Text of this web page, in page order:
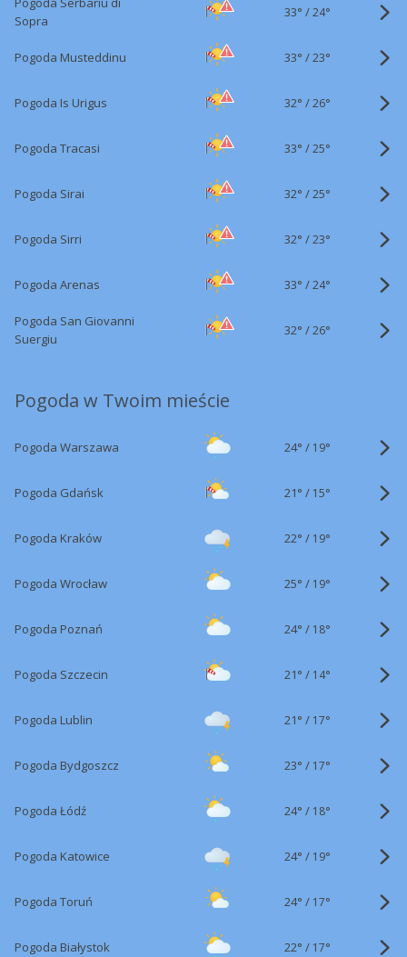
Sopra
33° /24°
Pogoda Musteddinu 33° /23°
Pogoda Is Urigus 32° /26°
Pogoda Tracasi 33° /25°
Pogoda Sirai 32° /25°
Pogoda Sirri 32° /23°
Pogoda Arenas 33° /24°
Pogoda San Giovanni
Suergiu
32° /26°
Pogoda w Twoim mieście
Pogoda Warszawa 24° / 19°
Pogoda Gdańsk 21° / 15°
Pogoda Kraków 22° / 19°
Pogoda Wrocław 25° / 19°
Pogoda Poznań 24° / 18°
Pogoda Szczecin 21° / 14°
Pogoda Lublin 21° / 17°
Pogoda Bydgoszcz 23° / 17°
Pogoda Łódź 24° / 18°
Pogoda Katowice 24° / 19°
Pogoda Toruń 24° / 17°
Pogoda Białystok 22° / 17°